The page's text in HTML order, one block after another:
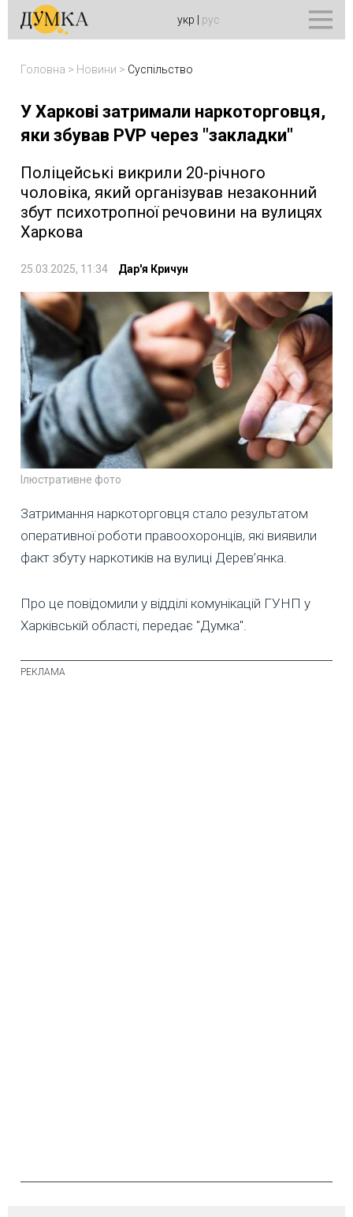
укр рус
Головна > Новини > Суспільство
У Харкові затримали наркоторговця,
яки збував PVP через "закладки"
Поліцейські викрили 20-річного
чоловіка, який організував незаконний
збут психотропної речовини на вулицях
Харкова
25.03.2025, 11:34 Дар'я Кричун
Ілюстративне фото
Затримання наркоторговця стало результатом
оперативної роботи правоохоронців, які виявили
факт збуту наркотиків на вулиці Дерев’янка.
Про це повідомили у відділі комунікацій ГУНП у
Харківській області, передає "Думка".